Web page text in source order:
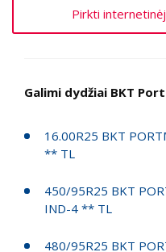
Pirkti
Galimi dydžiai BKT
16.00R25 BKT
** TL
450/95R25 BKT
IND-4 ** TL
480/95R25 BKT